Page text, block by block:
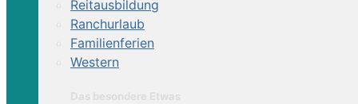
Reitausbildung
Ranchurlaub
Familienferien
Western